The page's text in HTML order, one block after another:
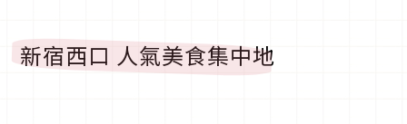
新宿西口 人氣美食集中地